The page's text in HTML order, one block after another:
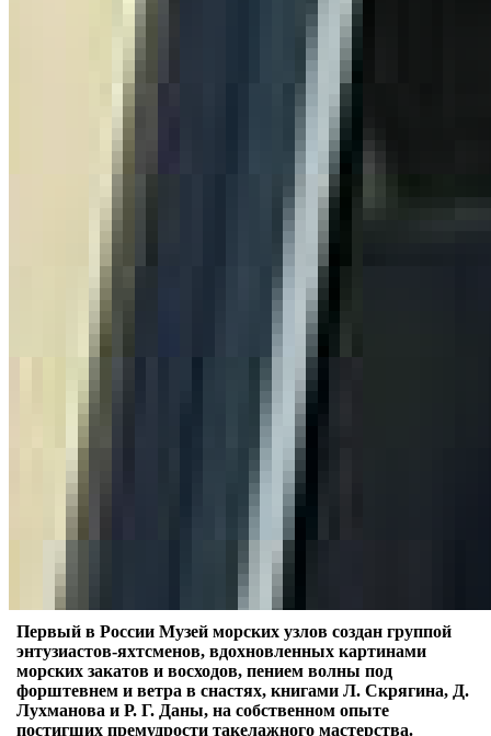
Первый в России Музей морских узлов создан группой
энтузиастов-яхтсменов, вдохновленных картинами
морских закатов и восходов, пением волны под
форштевнем и ветра в снастях, книгами Л. Скрягина, Д.
Лухманова и Р. Г. Даны, на собственном опыте
постигших премудрости такелажного мастерства.